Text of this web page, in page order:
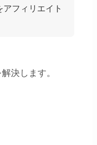
アフィリエイト
決します。